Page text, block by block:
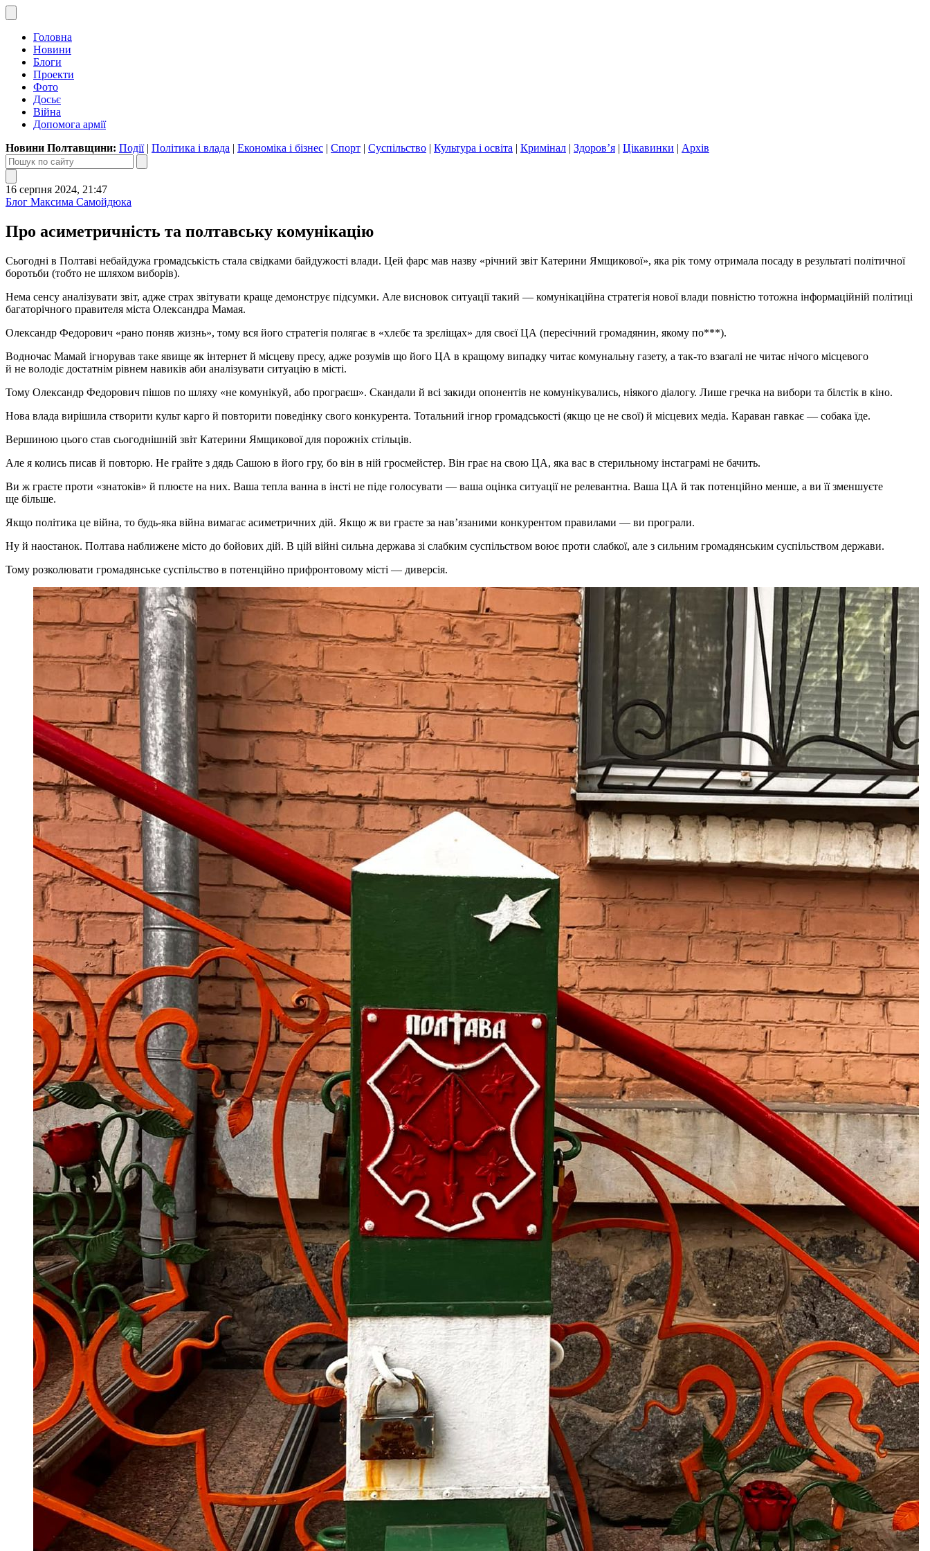
Головна
Новини
Блоги
Проекти
Фото
Досьє
Війна
Допомога армії
Новини Полтавщини: Події| Політика і влада | Економіка і бізнес | Спорт | Суспільство | Культура і освіта | Кримінал | Здоров’я | Цікавинки | Архів
16 серпня 2024, 21:47
Блог Максима Самойдюка
Про асиметричність та полтавську комунікацію
Сьогодні в Полтаві небайдужа громадськість стала свідками байдужості влади. Цей фарс мав назву «річний звіт Катерини Ямщикової», яка рік тому отримала посаду в результаті політичної
боротьби (тобто не шляхом виборів).
Нема сенсу аналізувати звіт, адже страх звітувати краще демонструє підсумки. Але висновок ситуації такий — комунікаційна стратегія нової влади повністю тотожна інформаційній політиці
багаторічного правителя міста Олександра Мамая.
Олександр Федорович «рано поняв жизнь», тому вся його стратегія полягає в «хлєбє та зрєліщах» для своєї ЦА (пересічний громадянин, якому по***).
Водночас Мамай ігнорував таке явище як інтернет й місцеву пресу, адже розумів що його ЦА в кращому випадку читає комунальну газету, а так-то взагалі не читає нічого місцевого
й не володіє достатнім рівнем навиків аби аналізувати ситуацію в місті.
Тому Олександр Федорович пішов по шляху «не комунікуй, або програєш». Скандали й всі закиди опонентів не комунікувались, ніякого діалогу. Лише гречка на вибори та білєтік в кіно.
Нова влада вирішила створити культ карго й повторити поведінку свого конкурента. Тотальний ігнор громадськості (якщо це не свої) й місцевих медіа. Караван гавкає — собака їде.
Вершиною цього став сьогоднішній звіт Катерини Ямщикової для порожніх стільців.
Але я колись писав й повторю. Не грайте з дядь Сашою в його гру, бо він в ній гросмейстер. Він грає на свою ЦА, яка вас в стерильному інстаграмі не бачить.
Ви ж граєте проти «знатоків» й плюєте на них. Ваша тепла ванна в інсті не піде голосувати — ваша оцінка ситуації не релевантна. Ваша ЦА й так потенційно менше, а ви її зменшуєте
ще більше.
Якщо політика це війна, то будь-яка війна вимагає асиметричних дій. Якщо ж ви граєте за навʼязаними конкурентом правилами — ви програли.
Ну й наостанок. Полтава наближене місто до бойових дій. В цій війні сильна держава зі слабким суспільством воює проти слабкої, але з сильним громадянським суспільством держави.
Тому розколювати громадянське суспільство в потенційно прифронтовому місті — диверсія.